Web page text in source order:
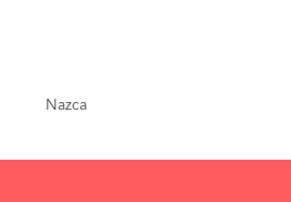
Nazca